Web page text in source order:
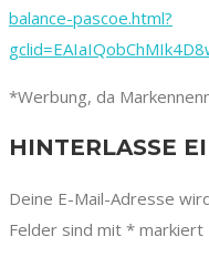
balance-pascoe.html?
*Werbung, da
HINTERLASSE
Deine E-Mail-Adresse
Felder sind mit * markiert